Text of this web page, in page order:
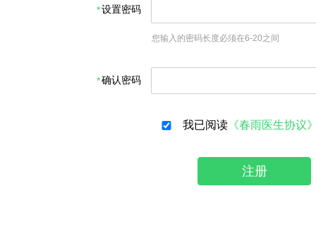
设置密码
您输入的密码长度必须在6-20之间
确认密码
我已阅读 《春雨医生协议
注册